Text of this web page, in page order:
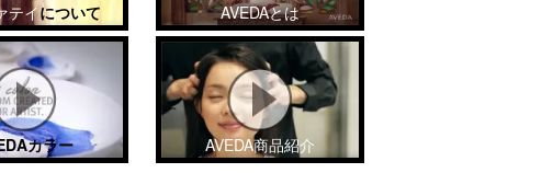
テイについて AVEDAとは
カラー AVEDA商品紹介